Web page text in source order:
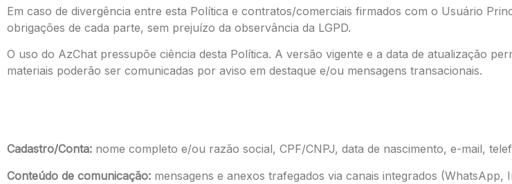
Em caso de divergência entre esta Política e contratos/comerciais firmados com o Usuário
obrigações de cada parte, sem prejuízo da observância da LGPD.
O uso do AzChat pressupõe ciência desta Política. A versão vigente e a data de atualização
materiais poderão ser comunicadas por aviso em destaque e/ou mensagens transacionais.
Cadastro/Conta: nome completo e/ou razão social, CPF/CNPJ, data de nascimento, e-mail,
Conteúdo de comunicação: mensagens e anexos trafegados via canais integrados